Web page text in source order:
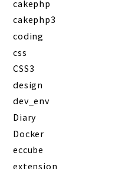
cakephp
cakephp3
coding
css
CSS3
design
dev_env
Diary
Docker
eccube
extension